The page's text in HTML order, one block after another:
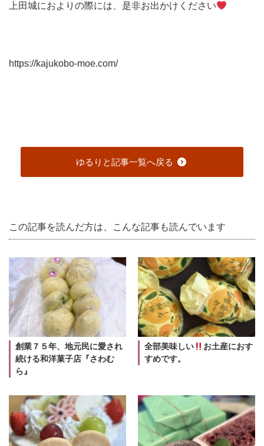
上田城におよりの際には、是非お出かけください
https://kajukobo-moe.com/
ゆるりと記事一覧へ戻る
この記事を読んだ方は、こんな記事も読んでいます
創業７５年、地元民に愛され
続ける和洋菓子店『さわむ
ら』
全部美味しい
お土産におす
すめです。